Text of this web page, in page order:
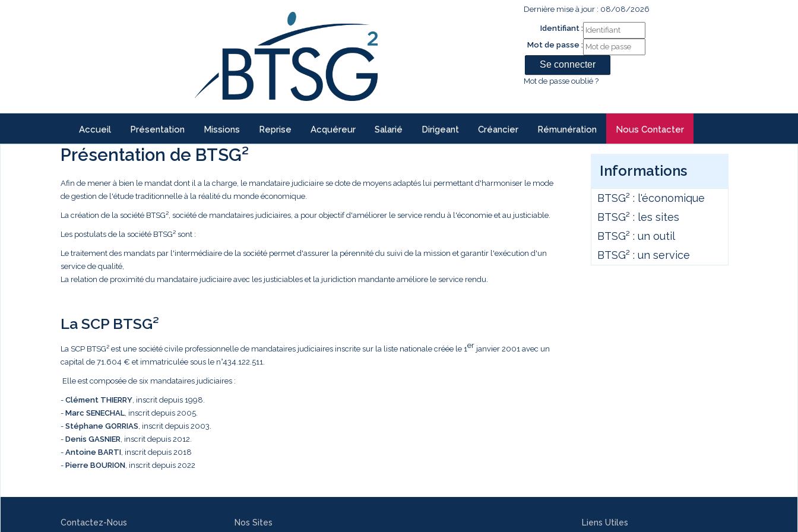
Dernière mise à jour : 08/08/2026
Identifiant :
Mot de passe :
Mot de passe oublié ?
Accueil Présentation Missions Reprise Acquéreur Salarié Dirigeant Créancier Rémunération Nous Contacter
Présentation de BTSG²
Afin de mener à bien le mandat dont il a la charge, le mandataire judiciaire se dote de moyens adaptés lui permettant d'harmoniser le mode
de gestion de l'étude traditionnelle à la réalité du monde économique.
La création de la société BTSG², société de mandataires judiciaires, a pour objectif d'améliorer le service rendu à l'économie et au justiciable.
Les postulats de la société BTSG² sont :
Le traitement des mandats par l'intermédiaire de la société permet d'assurer la pérennité du suivi de la mission et garantir l'exécution d'un
service de qualité,
La relation de proximité du mandataire judiciaire avec les justiciables et la juridiction mandante améliore le service rendu.
La SCP BTSG²
La SCP BTSG² est une société civile professionnelle de mandataires judiciaires inscrite sur la liste nationale créée le 1er janvier 2001 avec un
capital de 71.604 € et immatriculée sous le n°434.122.511.
Elle est composée de six mandataires judiciaires :
- Clément THIERRY, inscrit depuis 1998.
- Marc SENECHAL, inscrit depuis 2005.
- Stéphane GORRIAS, inscrit depuis 2003.
- Denis GASNIER, inscrit depuis 2012.
- Antoine BARTI, inscrit depuis 2018
- Pierre BOURION, inscrit depuis 2022
Informations
BTSG² : l'économique
BTSG² : les sites
BTSG² : un outil
BTSG² : un service
Contactez-Nous Nos Sites Liens Utiles